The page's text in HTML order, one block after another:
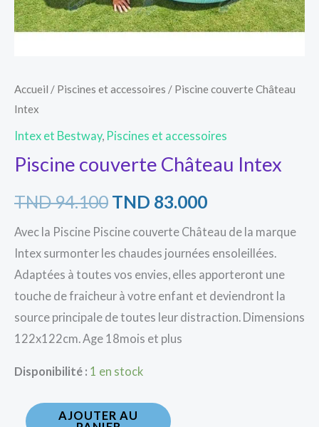
Accueil / Piscines et accessoires / Piscine couverte Château
Intex
Intex et Bestway, Piscines et accessoires
Piscine couverte Château Intex
TND94.100 TND 83.000
Avec la Piscine Piscine couverte Château de la marque
Intex surmonter les chaudes journées ensoleillées.
Adaptées à toutes vos envies, elles apporteront une
touche de fraicheur à votre enfant et deviendront la
source principale de toutes leur distraction. Dimensions
122x122cm. Age 18mois et plus
Disponibilité : 1 en stock
AJOUTER AU